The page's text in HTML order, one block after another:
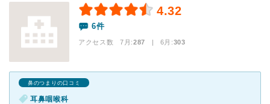
4.32
6件
アクセス数 7月:287 | 6月:303
鼻のつまりの口コミ
耳鼻咽喉科